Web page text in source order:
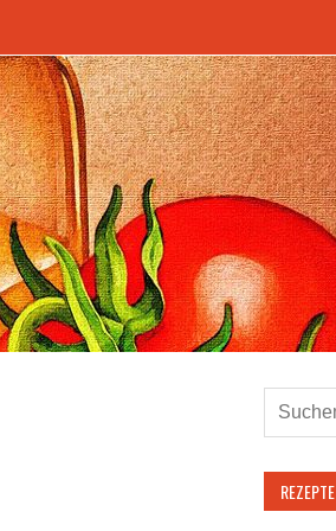
REZEPTE